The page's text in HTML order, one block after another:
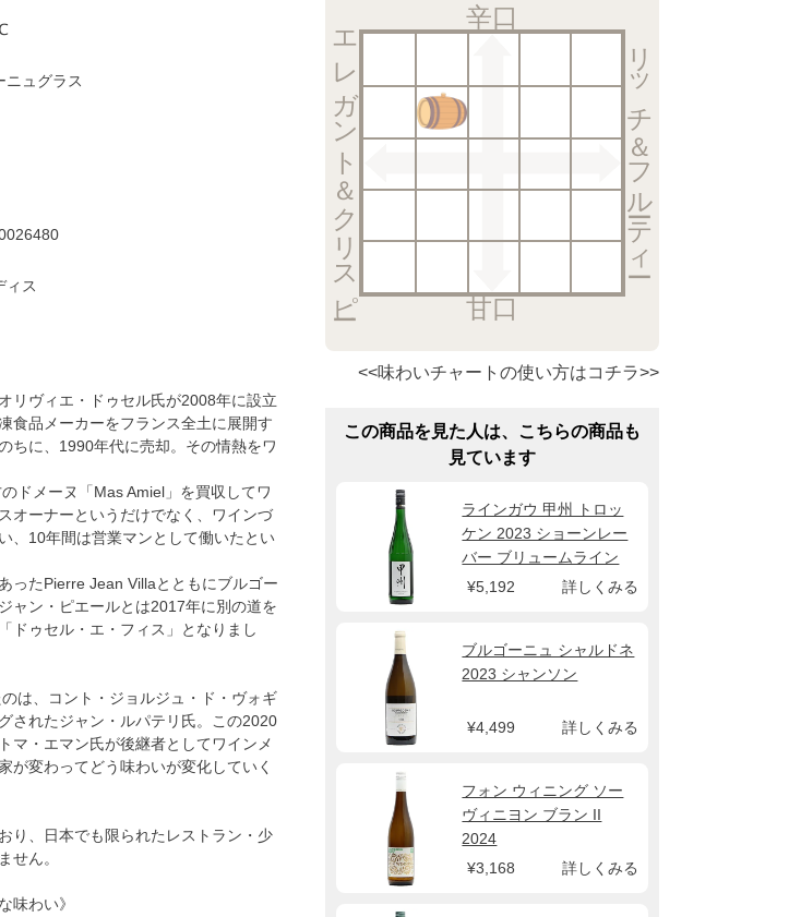
ニュグラス
ィス
リヴィエ・ドゥセル氏が2008年に設立
食品メーカーをフランス全土に展開す
ちに、1990年代に売却。その情熱をワ
ドメーヌ「Mas Amiel」を買収してワ
オーナーというだけでなく、ワインづ
、10年間は営業マンとして働いたとい
ったPierre Jean Villaとともにブルゴー
ャン・ピエールとは2017年に別の道を
ドゥセル・エ・フィス」となりまし
は、コント・ジョルジュ・ド・ヴォギ
されたジャン・ルパテリ氏。この2020
マ・エマン氏が後継者としてワインメ
が変わってどう味わいが変化していく
り、日本でも限られたレストラン・少
せん。
味わい》
辛口
リッチ＆フルーティー
甘口
エレガント＆クリスピー
<<味わいチャートの使い方はコチラ>>
この商品を見た人は、こちらの商品も
見ています
ラインガウ 甲州 トロッ
ケン 2023 ショーンレー
バー ブリュームライン
¥5,192
詳しくみる
ブルゴーニュ シャルドネ
2023 シャンソン
¥4,499 詳しくみる
フォン ウィニング ソー
ヴィニヨン ブラン II
2024
¥3,168
詳しくみる